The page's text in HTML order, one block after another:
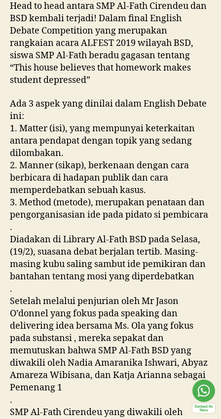
Head to head antara SMP Al-Fath Cirendeu dan
BSD kembali terjadi! Dalam final English
Debate Competition yang merupakan
rangkaian acara ALFEST 2019 wilayah BSD,
siswa SMP Al-Fath beradu gagasan tentang
“This house believes that homework makes
student depressed”
Ada 3 aspek yang dinilai dalam English Debate
ini:
1. Matter (isi), yang mempunyai keterkaitan
antara pendapat dengan topik yang sedang
dilombakan.
2. Manner (sikap), berkenaan dengan cara
berbicara di hadapan publik dan cara
memperdebatkan sebuah kasus.
3. Method (metode), merupakan penataan dan
pengorganisasian ide pada pidato si pembicara
.
Diadakan di Library Al-Fath BSD pada Selasa,
(19/2), suasana debat berjalan tertib. Masing-
masing kubu saling sambut ide pemikiran dan
bantahan tentang mosi yang diperdebatkan
.
Setelah melalui penjurian oleh Mr Jason
O’donnel yang fokus pada speaking dan
delivering idea bersama Ms. Ola yang fokus
pada substansi , mereka sepakat dan
memutuskan bahwa SMP Al-Fath BSD yang
diwakili oleh Nadia Amaranika Ishwari, Abyaz
Amareza Wibisana, dan Katja Arianna sebagai
Pemenang 1
.
SMP Al-Fath Cirendeu yang diwakili oleh